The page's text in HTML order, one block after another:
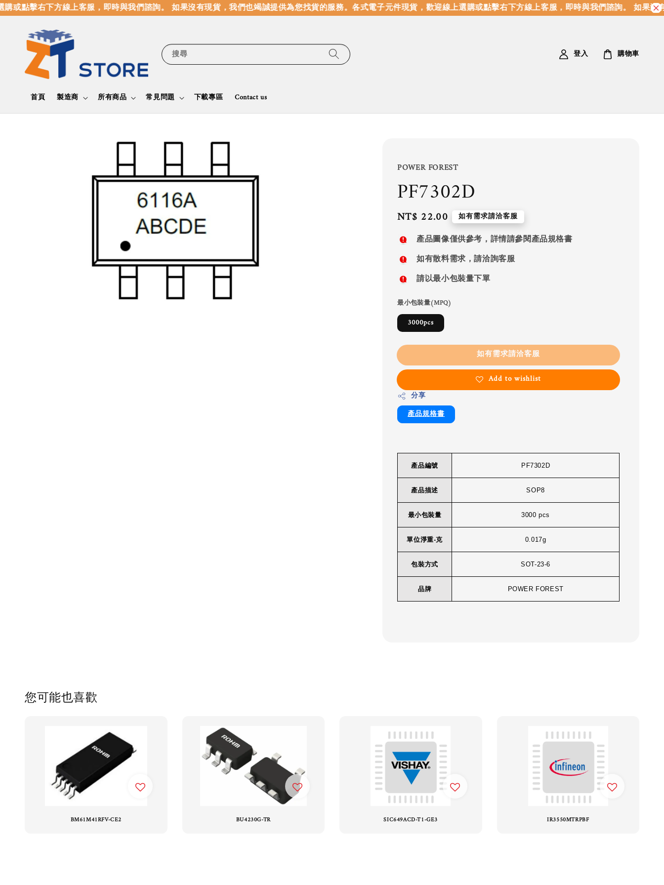
點擊右下方線上客服，即時與我們諮詢。 如果沒有現貨，我們也竭誠提供為您找貨的服務。各式電子元件現貨，歡迎線上選購或點擊右下方線上客服，即時與我們諮詢。 如果沒有
搜尋
首頁 製造商 所有商品 常見問題 下載專區 Contact us
登入 購物車
POWER FOREST
PF7302D
Regular
price
NT$ 22.00 如有需求請洽客服
產品圖像僅供參考，詳情請參閱產品規格書
如有散料需求，請洽詢客服
請以最小包裝量下單
最小包裝量(MPQ)
3000pcs
如有需求請洽客服
Add to wishlist
分享
產品規格書
產品編號 PF7302D
產品描述 SOP8
最小包裝量 3000 pcs
單位淨重-克 0.017g
包裝方式 SOT-23-6
品牌 POWER FOREST
您可能也喜歡
BM61M41RFV-CE2 BU4230G-TR SIC649ACD-T1-GE3 IR3550MTRPBF